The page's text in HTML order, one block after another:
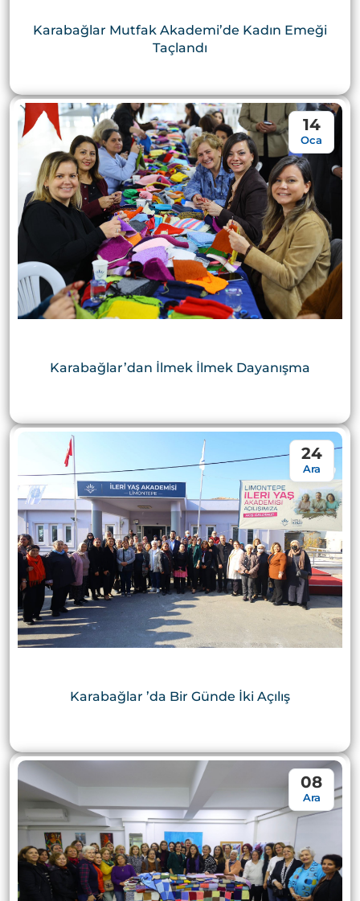
Karabağlar Mutfak Akademi’de Kadın Emeği
Taçlandı
14
Oca
Karabağlar’dan İlmek İlmek Dayanışma
24
Ara
Karabağlar ’da Bir Günde İki Açılış
08
Ara